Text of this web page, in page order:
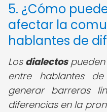
5. ¿Cómo
afectar la
hablantes de
Los dialectospueden
entre hablantes
generar barreras
diferencias en la